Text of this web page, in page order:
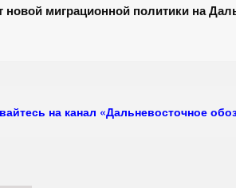
новой миграционной политики на
на канал «Дальневосточное